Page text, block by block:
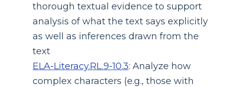
thorough textual evidence to support
analysis of what the text says explicitly
as well as inferences drawn from the
text
ELA-Literacy.RL.9-10.3: Analyze how
complex characters (e.g., those with